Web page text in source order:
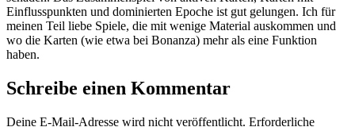
Einflusspunkten und dominierten Epoche ist gut gelungen. Ich für
meinen Teil liebe Spiele, die mit wenige Material auskommen und
wo die Karten (wie etwa bei Bonanza) mehr als eine Funktion
haben.
Schreibe einen Kommentar
Deine E-Mail-Adresse wird nicht veröffentlicht. Erforderliche